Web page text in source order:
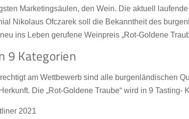
Marketingsäulen, den Wein. Die aktuell
Nikolaus Ofczarek soll die Bekanntheit des
ins Leben gerufene Weinpreis „Rot-Goldene
9 Kategorien
am Wettbewerb sind alle burgenländischen
Die „Rot-Goldene Traube“ wird in 9 Tasting-
2021